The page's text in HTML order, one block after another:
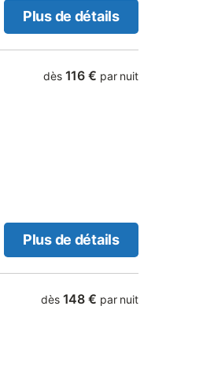
Plus de détails
dès 116 € par nuit
Plus de détails
dès 148 € par nuit